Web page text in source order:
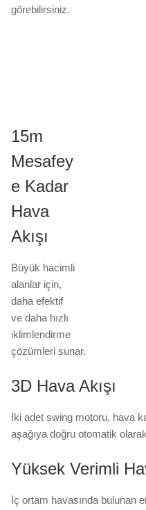
görebilirsiniz.
15m
Mesafey
e Kadar
Hava
Akışı
Büyük hacimli
alanlar için,
daha efektif
ve daha hızlı
iklimlendirme
çözümleri sunar.
3D Hava Akışı
İki adet swing motoru, hava
aşağıya doğru otomatik
Yüksek Verimli
İç ortam havasında bulunan